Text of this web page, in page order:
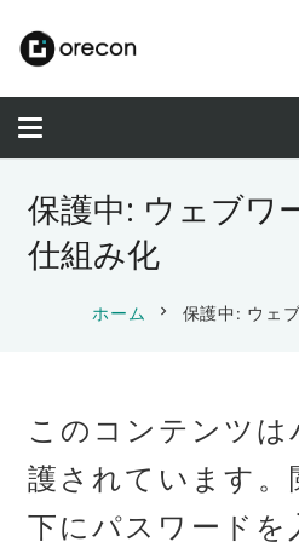
保護中: ウェブワ
仕組み化
ホーム chevron_right 保護中: ウェ
このコンテンツ
護されています。
下にパスワードを